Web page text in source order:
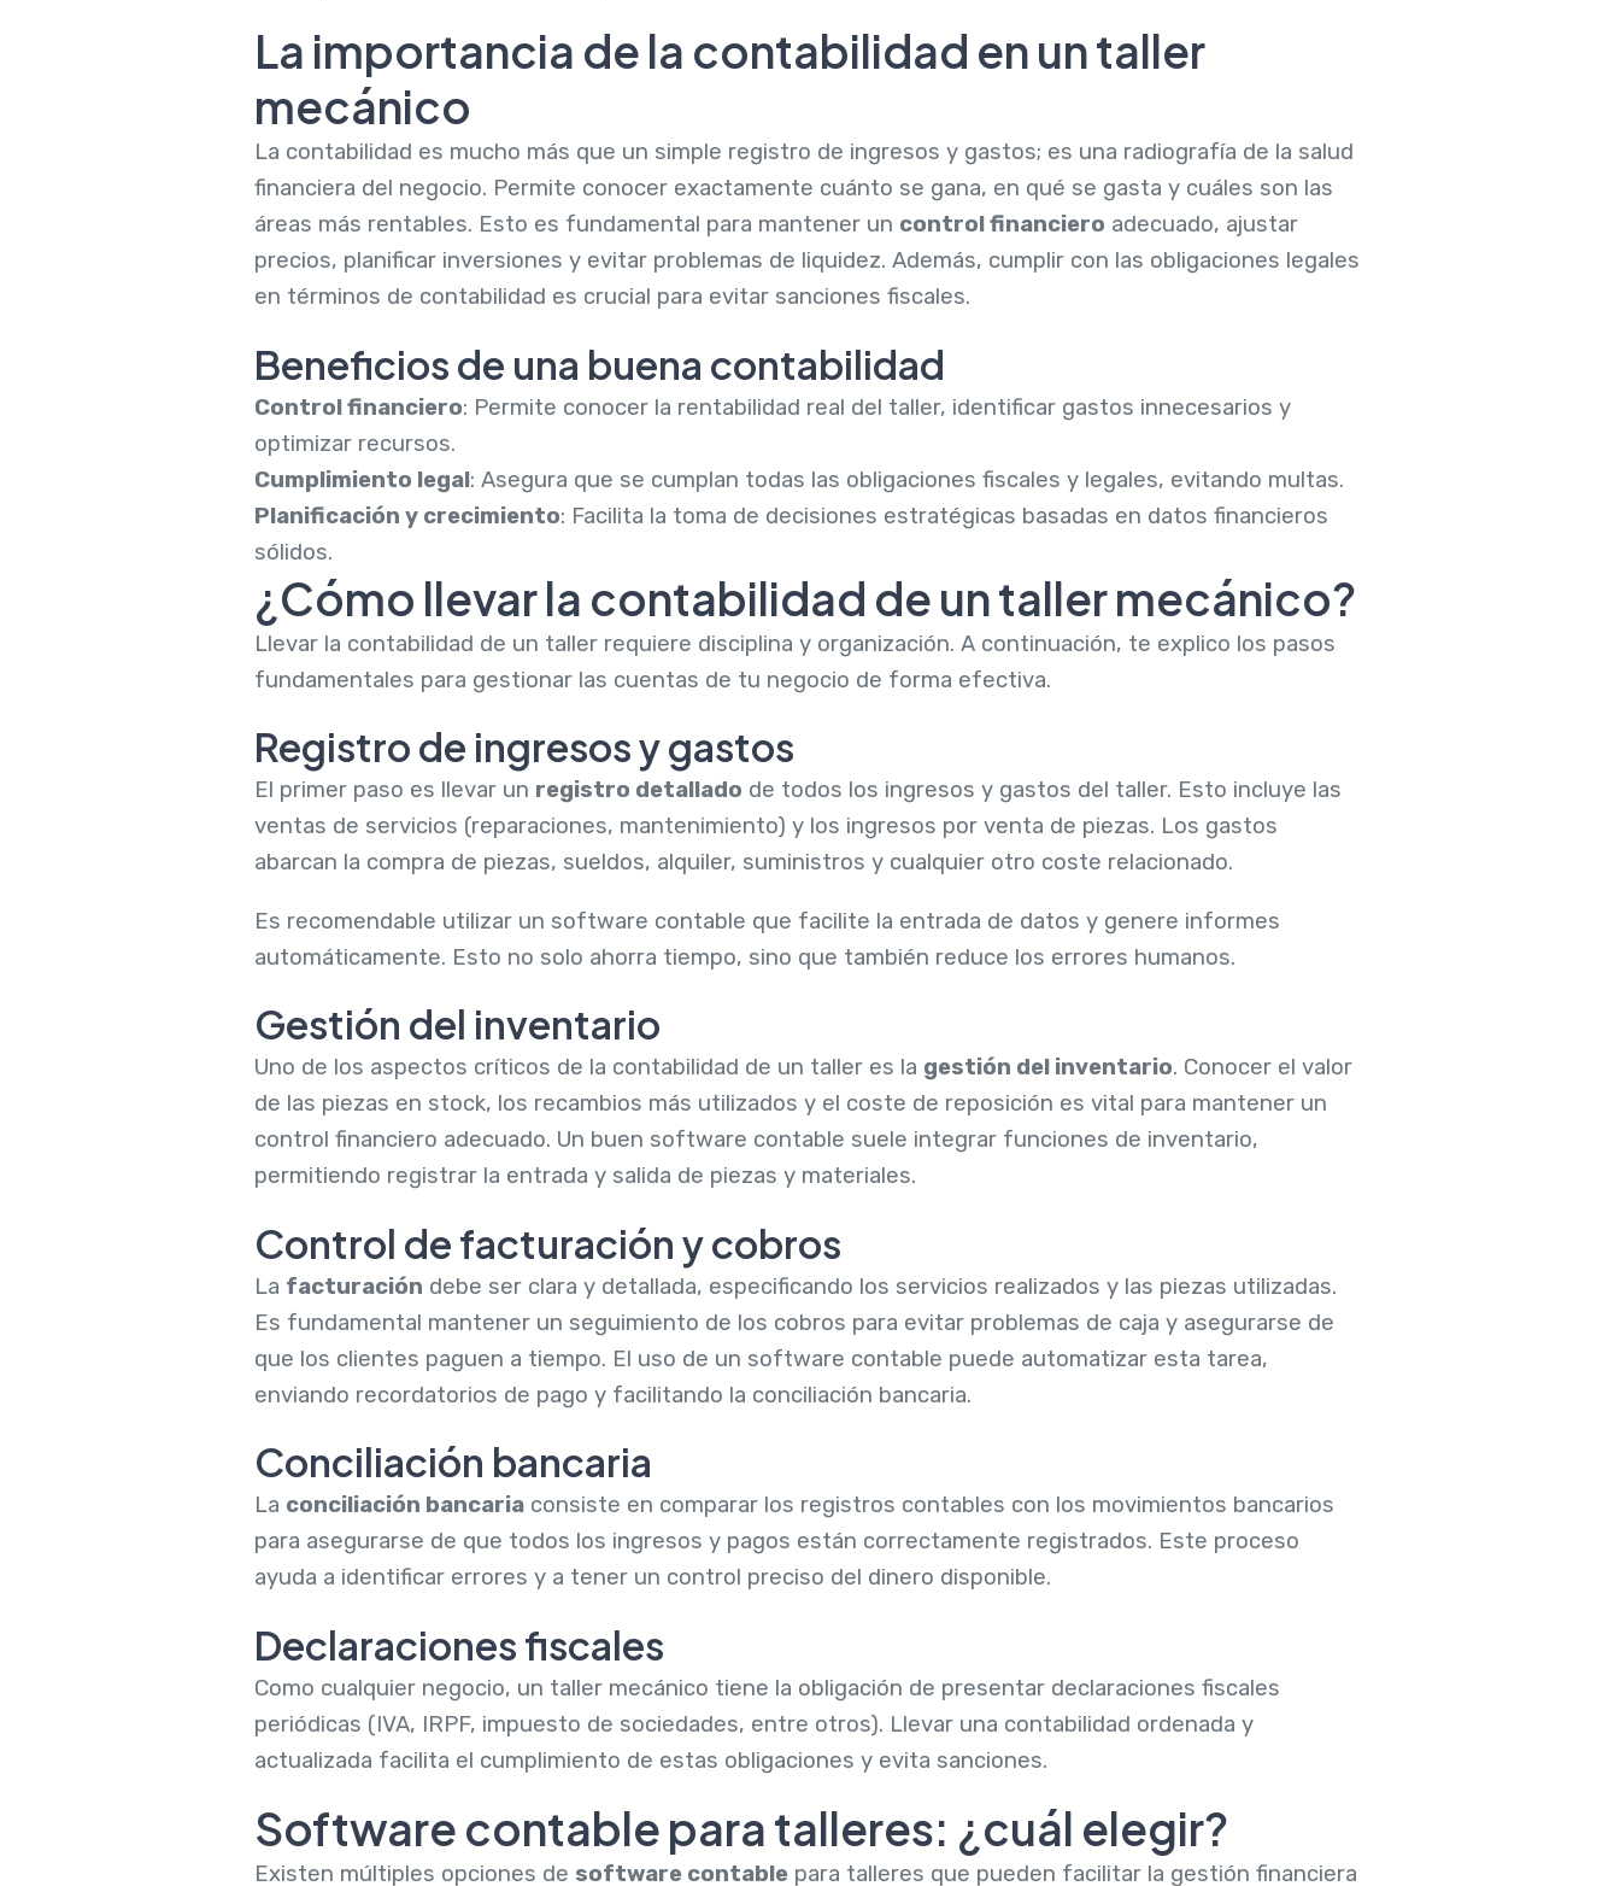
La importancia de la contabilidad en un taller
mecánico
La contabilidad es mucho más que un simple registro de ingresos y gastos; es una radiografía de la salud
financiera del negocio. Permite conocer exactamente cuánto se gana, en qué se gasta y cuáles son las
áreas más rentables. Esto es fundamental para mantener un control financiero adecuado, ajustar
precios, planificar inversiones y evitar problemas de liquidez. Además, cumplir con las obligaciones legales
en términos de contabilidad es crucial para evitar sanciones fiscales.
Beneficios de una buena contabilidad
Control financiero: Permite conocer la rentabilidad real del taller, identificar gastos innecesarios y
optimizar recursos.
Cumplimiento legal: Asegura que se cumplan todas las obligaciones fiscales y legales, evitando multas.
Planificación y crecimiento: Facilita la toma de decisiones estratégicas basadas en datos financieros
sólidos.
¿Cómo llevar la contabilidad de un taller mecánico?
Llevar la contabilidad de un taller requiere disciplina y organización. A continuación, te explico los pasos
fundamentales para gestionar las cuentas de tu negocio de forma efectiva.
Registro de ingresos y gastos
El primer paso es llevar un registro detallado de todos los ingresos y gastos del taller. Esto incluye las
ventas de servicios (reparaciones, mantenimiento) y los ingresos por venta de piezas. Los gastos
abarcan la compra de piezas, sueldos, alquiler, suministros y cualquier otro coste relacionado.
Es recomendable utilizar un software contable que facilite la entrada de datos y genere informes
automáticamente. Esto no solo ahorra tiempo, sino que también reduce los errores humanos.
Gestión del inventario
Uno de los aspectos críticos de la contabilidad de un taller es la gestión del inventario. Conocer el valor
de las piezas en stock, los recambios más utilizados y el coste de reposición es vital para mantener un
control financiero adecuado. Un buen software contable suele integrar funciones de inventario,
permitiendo registrar la entrada y salida de piezas y materiales.
Control de facturación y cobros
La facturación debe ser clara y detallada, especificando los servicios realizados y las piezas utilizadas.
Es fundamental mantener un seguimiento de los cobros para evitar problemas de caja y asegurarse de
que los clientes paguen a tiempo. El uso de un software contable puede automatizar esta tarea,
enviando recordatorios de pago y facilitando la conciliación bancaria.
Conciliación bancaria
La conciliación bancariaconsiste en comparar los registros contables con los movimientos bancarios
para asegurarse de que todos los ingresos y pagos están correctamente registrados. Este proceso
ayuda a identificar errores y a tener un control preciso del dinero disponible.
Declaraciones fiscales
Como cualquier negocio, un taller mecánico tiene la obligación de presentar declaraciones fiscales
periódicas (IVA, IRPF, impuesto de sociedades, entre otros). Llevar una contabilidad ordenada y
actualizada facilita el cumplimiento de estas obligaciones y evita sanciones.
Software contable para talleres: ¿cuál elegir?
Existen múltiples opciones de software contablepara talleres que pueden facilitar la gestión financiera